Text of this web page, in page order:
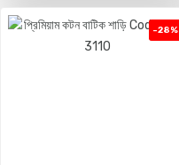
-28%